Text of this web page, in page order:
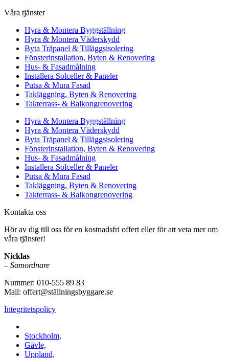
Våra tjänster
Hyra & Montera Byggställning
Hyra & Montera Väderskydd
Byta Träpanel & Tilläggsisolering
Fönsterinstallation, Byten & Renovering
Hus- & Fasadmålning
Installera Solceller & Paneler
Putsa & Mura Fasad
Takläggning, Byten & Renovering
Takterrass- & Balkongrenovering
Hyra & Montera Byggställning
Hyra & Montera Väderskydd
Byta Träpanel & Tilläggsisolering
Fönsterinstallation, Byten & Renovering
Hus- & Fasadmålning
Installera Solceller & Paneler
Putsa & Mura Fasad
Takläggning, Byten & Renovering
Takterrass- & Balkongrenovering
Kontakta oss
Hör av dig till oss för en kostnadsfri offert eller för att veta mer om
våra tjänster!
Nicklas
– Samordnare
Nummer: 010-555 89 83
Mail: offert@ställningsbyggare.se
Integritetspolicy
Stockholm,
Gävle,
Uppland,